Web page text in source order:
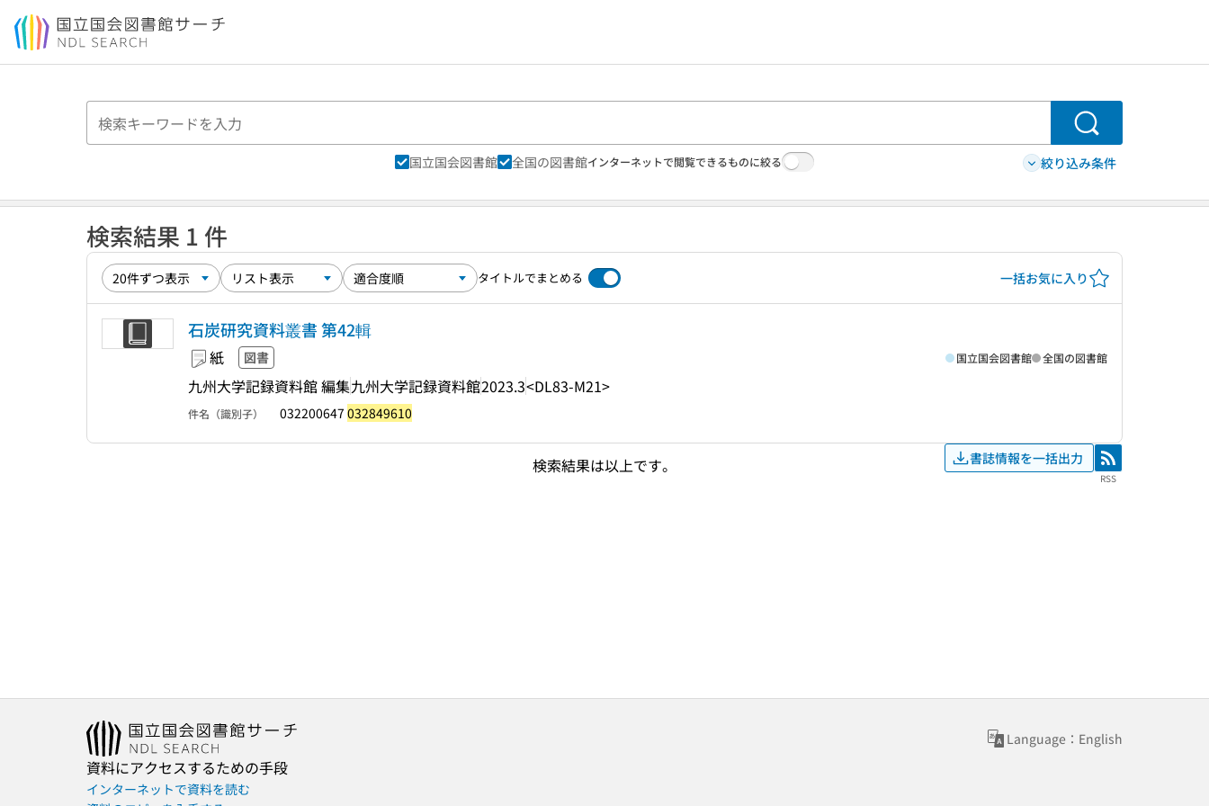
本文へ移動
検索
国立国会図書館 全国の図書館インターネットで閲覧できるものに絞る 絞り込み条件
検索結果 1 件
タイトルでまとめる 一括お気に入り
石炭研究資料叢書 第42輯
紙 図書
九州大学記録資料館 編集九州大学記録資料館2023.3<DL83-M21>
国立国会図書館 全国の図書館
件名（識別子） 032200647 032849610
検索結果は以上です。 書誌情報を一括出力 RSS
RSS
Language：English
資料にアクセスするための手段
インターネットで資料を読む